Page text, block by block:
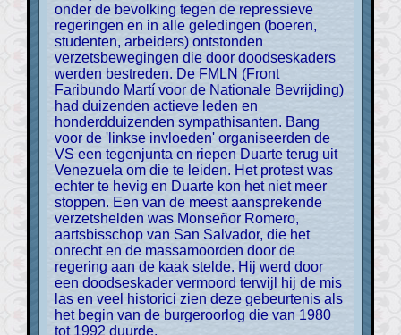
onder de bevolking tegen de repressieve
regeringen en in alle geledingen (boeren,
studenten, arbeiders) ontstonden
verzetsbewegingen die door doodseskaders
werden bestreden. De FMLN (Front
Faribundo Martí voor de Nationale Bevrijding)
had duizenden actieve leden en
honderdduizenden sympathisanten. Bang
voor de 'linkse invloeden' organiseerden de
VS een tegenjunta en riepen Duarte terug uit
Venezuela om die te leiden. Het protest was
echter te hevig en Duarte kon het niet meer
stoppen. Een van de meest aansprekende
verzetshelden was Monseñor Romero,
aartsbisschop van San Salvador, die het
onrecht en de massamoorden door de
regering aan de kaak stelde. Hij werd door
een doodseskader vermoord terwijl hij de mis
las en veel historici zien deze gebeurtenis als
het begin van de burgeroorlog die van 1980
tot 1992 duurde.